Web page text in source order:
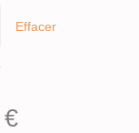
Effacer
€